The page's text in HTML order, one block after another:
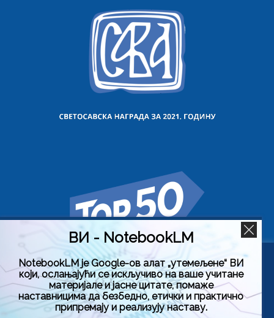
Користимо колачиће на овој веб страници да бисмо вам
побољшали искуство коришћења нашег сајта тако што
ћемо запамтити ваше жељене поставке. Кликом на
„Прихвати све“, пристајете на употребу СВИХ колачића.
Међутим, можете да посетите „Подешавање колачића“
ВИ - NotebookLM
NotebookLM је Google-ов алат „утемељене“ ВИ
који, ослањајући се искључиво на ваше учитане
материјале и јасне цитате, помаже
наставницима да безбедно, етички и практично
припремају и реализују наставу.